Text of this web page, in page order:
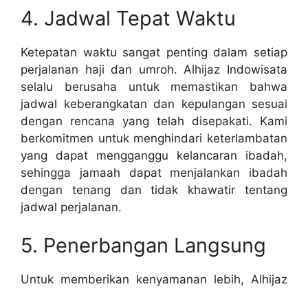
4. Jadwal Tepat Waktu
Ketepatan waktu sangat penting dalam setiap
perjalanan haji dan umroh. Alhijaz Indowisata
selalu berusaha untuk memastikan bahwa
jadwal keberangkatan dan kepulangan sesuai
dengan rencana yang telah disepakati. Kami
berkomitmen untuk menghindari keterlambatan
yang dapat mengganggu kelancaran ibadah,
sehingga jamaah dapat menjalankan ibadah
dengan tenang dan tidak khawatir tentang
jadwal perjalanan.
5. Penerbangan Langsung
Untuk memberikan kenyamanan lebih, Alhijaz